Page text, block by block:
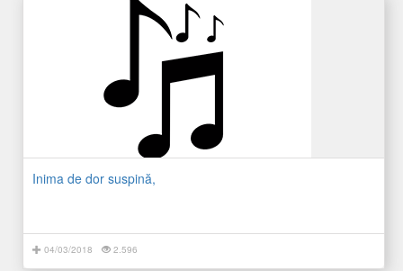
Inima de dor suspină,
04/03/2018 2.596